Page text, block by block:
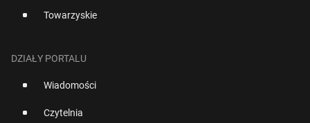
Towarzyskie
DZIAŁY PORTALU
Wiadomości
Czytelnia